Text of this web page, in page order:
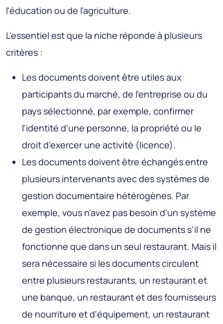
l'éducation ou de l'agriculture.
L'essentiel est que la niche réponde à plusieurs
critères :
Les documents doivent être utiles aux
participants du marché, de l'entreprise ou du
pays sélectionné, par exemple, confirmer
l'identité d'une personne, la propriété ou le
droit d'exercer une activité (licence).
Les documents doivent être échangés entre
plusieurs intervenants avec des systèmes de
gestion documentaire hétérogènes. Par
exemple, vous n'avez pas besoin d'un système
de gestion électronique de documents s'il ne
fonctionne que dans un seul restaurant. Mais il
sera nécessaire si les documents circulent
entre plusieurs restaurants, un restaurant et
une banque, un restaurant et des fournisseurs
de nourriture et d'équipement, un restaurant